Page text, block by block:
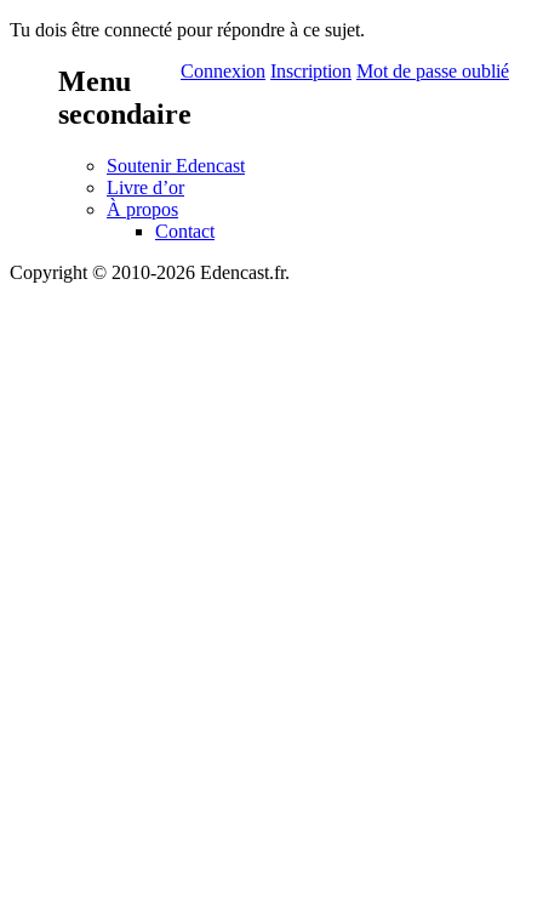
Tu dois être connecté pour répondre à ce sujet.
Connexion Inscription Mot de passe oublié
Menu
secondaire
Soutenir Edencast
Livre d’or
À propos
Contact
Copyright © 2010-2026 Edencast.fr.